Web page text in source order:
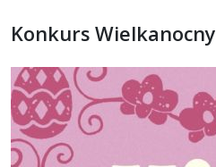
Konkurs Wielkanocny